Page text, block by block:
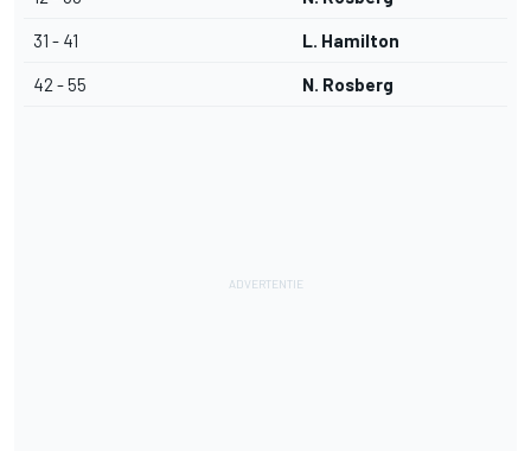
31 - 41 L. Hamilton
42 - 55 N. Rosberg